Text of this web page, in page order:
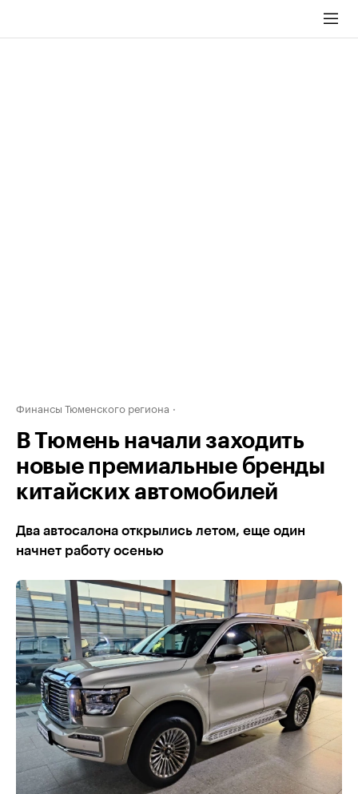
Финансы Тюменского региона
В Тюмень начали заходить
новые премиальные бренды
китайских автомобилей
Два автосалона открылись летом, еще один
начнет работу осенью